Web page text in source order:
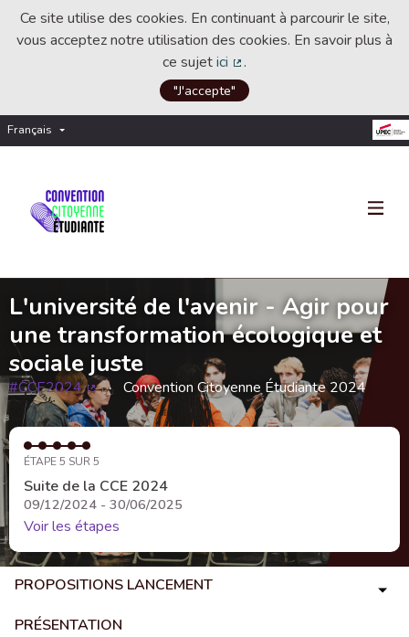
Ce site utilise des cookies. En continuant à parcourir le site,
vous acceptez notre utilisation des cookies. En savoir plus à
ce sujetici
(Lien externe)
.
"J'accepte"
Français Choisir la langue
L'université de l'avenir - Agir pour
une transformation écologique et
sociale juste
#CCE2024
(Lien externe)
Convention Citoyenne Étudiante 2024
ÉTAPE 5 SUR 5
Suite de la CCE 2024
09/12/2024 - 30/06/2025
Voir les étapes
PROPOSITIONS LANCEMENT
PRÉSENTATION